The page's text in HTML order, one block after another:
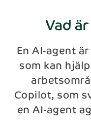
Vad
En AI‑agent
som kan
Copilot, som
en AI‑agent